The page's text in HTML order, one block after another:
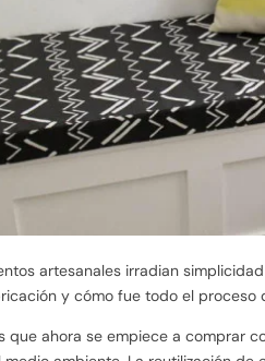
artesanales irradian
y cómo fue todo el proceso
que ahora se empiece a comprar